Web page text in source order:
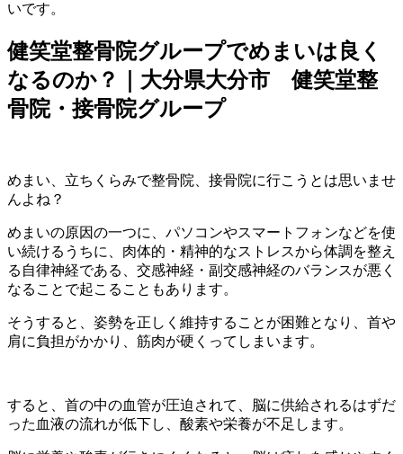
いです。
健笑堂整骨院グループでめまいは良く
なるのか？｜大分県大分市 健笑堂整
骨院・接骨院グループ
めまい、立ちくらみで整骨院、接骨院に行こうとは思いませ
んよね？
めまいの原因の一つに、パソコンやスマートフォンなどを使
い続けるうちに、肉体的・精神的なストレスから体調を整え
る自律神経である、交感神経・副交感神経のバランスが悪く
なることで起こることもあります。
そうすると、姿勢を正しく維持することが困難となり、首や
肩に負担がかかり、筋肉が硬くってしまいます。
すると、首の中の血管が圧迫されて、脳に供給されるはずだ
った血液の流れが低下し、酸素や栄養が不足します。